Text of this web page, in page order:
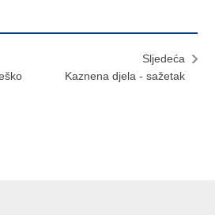
Sljedeća
Kaznena djela - sažetak